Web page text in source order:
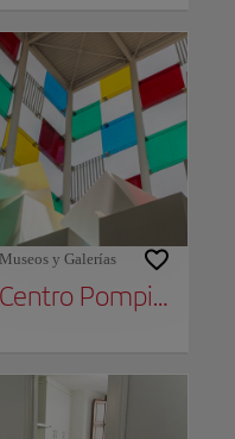
Museos y Galerías
Centro Pompidou Málaga